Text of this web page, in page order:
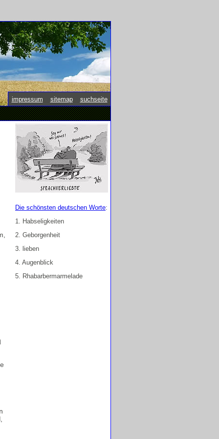
impressum sitemap| suchseite
Die schönsten deutschen Worte:
1. Habseligkeiten
2. Geborgenheit
3. lieben
4. Augenblick
5. Rhabarbermarmelade